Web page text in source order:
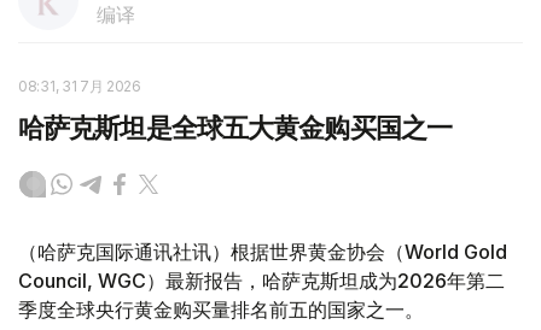
编译
08:31, 31 7月 2026
哈萨克斯坦是全球五大黄金购买国之一
（哈萨克国际通讯社讯）根据世界黄金协会（World Gold
Council, WGC）最新报告，哈萨克斯坦成为2026年第二
季度全球央行黄金购买量排名前五的国家之一。